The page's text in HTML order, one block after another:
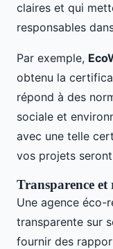
claires et qui
responsables
Par exemple,
obtenu la
répond à des
sociale et
avec une telle
vos projets
Transparence
Une agence éco-
transparente sur
fournir des